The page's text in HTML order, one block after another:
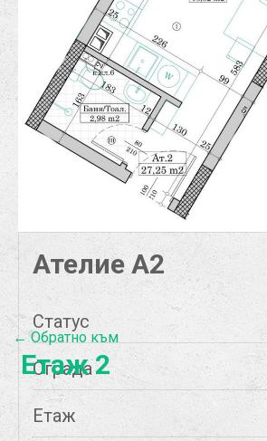
Ателие А2
Статус
Сграда
Етаж
← Обратно към
Етаж 2